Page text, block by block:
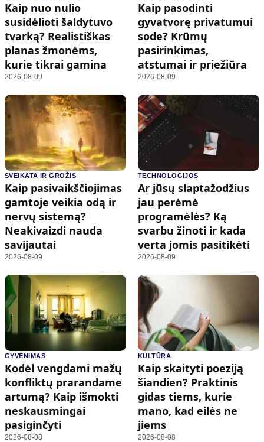
Kaip nuo nulio
susidėlioti šaldytuvo
tvarką? Realistiškas
planas žmonėms,
kurie tikrai gamina
2026-08-09
Kaip pasodinti
gyvatvorę privatumui
sode? Krūmų
pasirinkimas,
atstumai ir priežiūra
2026-08-09
SVEIKATA IR GROŽIS
Kaip pasivaikščiojimas
gamtoje veikia odą ir
nervų sistemą?
Neakivaizdi nauda
savijautai
2026-08-09
TECHNOLOGIJOS
Ar jūsų slaptažodžius
jau perėmė
programėlės? Ką
svarbu žinoti ir kada
verta jomis pasitikėti
2026-08-09
GYVENIMAS
Kodėl vengdami mažų
konfliktų prarandame
artumą? Kaip išmokti
neskausmingai
pasiginčyti
2026-08-08
KULTŪRA
Kaip skaityti poeziją
šiandien? Praktinis
gidas tiems, kurie
mano, kad eilės ne
jiems
2026-08-08